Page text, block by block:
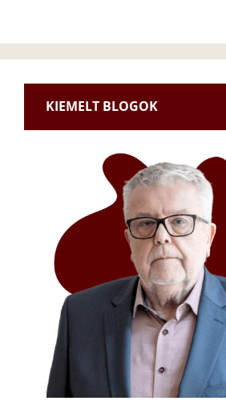
KIEMELT BLOGOK